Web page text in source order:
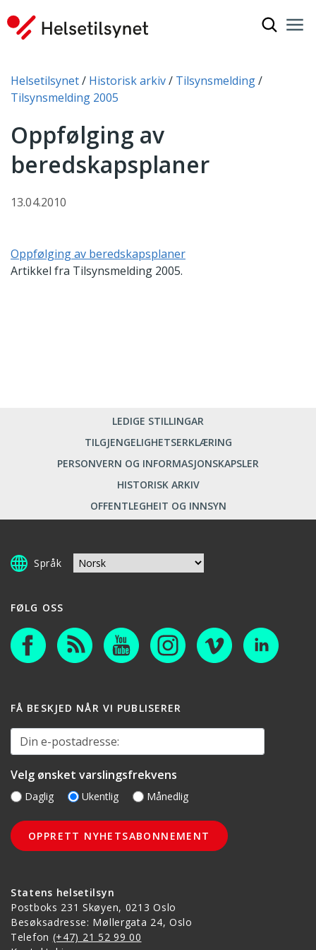
Du er her:
Helsetilsynet Historisk arkiv
Tilsynsmelding
Tilsynsmelding 2005
Oppfølging av
beredskapsplaner
13.04.2010
Oppfølging av beredskapsplaner
Artikkel fra Tilsynsmelding 2005.
LEDIGE STILLINGAR
TILGJENGELIGHETSERKLÆRING
PERSONVERN OG INFORMASJONSKAPSLER
HISTORISK ARKIV
OFFENTLEGHEIT OG INNSYN
Språk
Statens helsetilsyn
Postboks 231 Skøyen, 0213 Oslo
Besøksadresse: Møllergata 24, Oslo
Telefon (+47) 21 52 99 00
FØLG OSS
FÅ BESKJED NÅR VI PUBLISERER
Din e-postadresse:
Velg ønsket varslingsfrekvens
Daglig Ukentlig Månedlig